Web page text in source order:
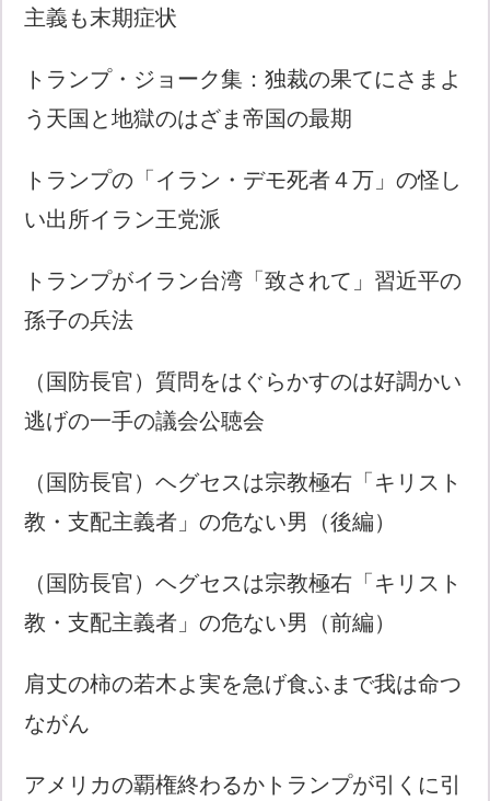
主義も末期症状
トランプ・ジョーク集：独裁の果てにさまよ
う天国と地獄のはざま帝国の最期
トランプの「イラン・デモ死者４万」の怪し
い出所イラン王党派
トランプがイラン台湾「致されて」習近平の
孫子の兵法
（国防長官）質問をはぐらかすのは好調かい
逃げの一手の議会公聴会
（国防長官）ヘグセスは宗教極右「キリスト
教・支配主義者」の危ない男（後編）
（国防長官）ヘグセスは宗教極右「キリスト
教・支配主義者」の危ない男（前編）
肩丈の柿の若木よ実を急げ食ふまで我は命つ
ながん
アメリカの覇権終わるかトランプが引くに引